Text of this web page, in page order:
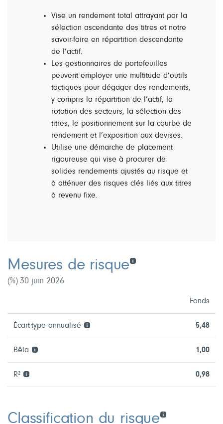
Vise un rendement total attrayant par la
sélection ascendante des titres et notre
savoir-faire en répartition descendante
de l’actif.
Les gestionnaires de portefeuilles
peuvent employer une multitude d’outils
tactiques pour dégager des rendements,
y compris la répartition de l’actif, la
rotation des secteurs, la sélection des
titres, le positionnement sur la courbe de
rendement et l’exposition aux devises.
Utilise une démarche de placement
rigoureuse qui vise à procurer de
solides rendements ajustés au risque et
à atténuer des risques clés liés aux titres
à revenu fixe.
Mesures de risque
(%) 30 juin 2026
Fonds
Écart-type annualisé 5,48
Bêta 1,00
R² 0,98
Classification du risque